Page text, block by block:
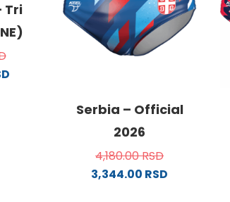
Tri
Serbia – Official
2026
4,180.00RSD
3,344.00 RSD